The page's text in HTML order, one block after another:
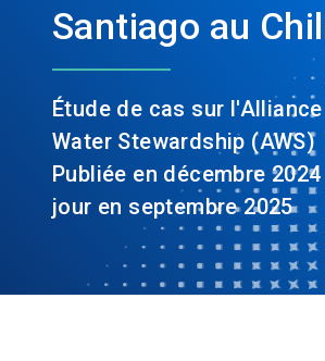
Santiago au
Étude de cas sur
Water Stewardship (AWS)
Publiée en décembre
jour en septembre 2025